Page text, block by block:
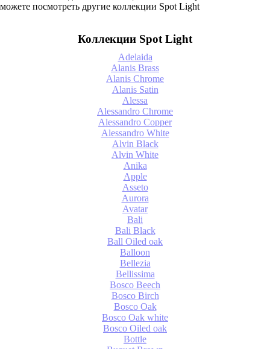
можете посмотреть другие коллекции Spot Light
Коллекции Spot Light
Adelaida
Alanis Brass
Alanis Chrome
Alanis Satin
Alessa
Alessandro Chrome
Alessandro Copper
Alessandro White
Alvin Black
Alvin White
Anika
Apple
Asseto
Aurora
Avatar
Bali
Bali Black
Ball Oiled oak
Balloon
Bellezia
Bellissima
Bosco Beech
Bosco Birch
Bosco Oak
Bosco Oak white
Bosco Oiled oak
Bottle